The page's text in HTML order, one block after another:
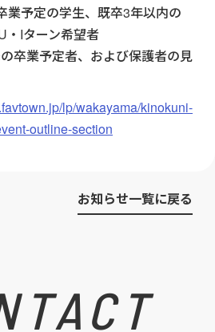
業予定の学生、既卒3年以内の
・Iターン希望者
業予定者、および保護者の見
lp/wakayama/kinokuni-
outline-section
お知らせ一覧に戻る